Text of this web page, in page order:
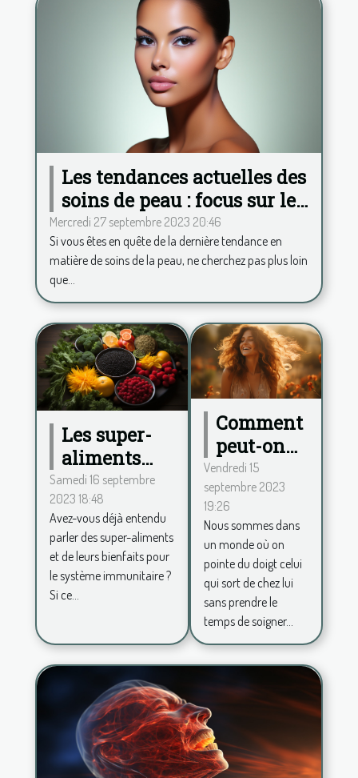
Les tendances actuelles des
soins de peau : focus sur le
Hydrafacial
Mercredi 27 septembre 2023 20:46
Si vous êtes en quête de la dernière tendance en
matière de soins de la peau, ne cherchez pas plus loin
que...
Les super-
aliments
pour
renforcer le
système
immunitaire
Samedi 16 septembre
2023 18:48
Avez-vous déjà entendu
parler des super-aliments
et de leurs bienfaits pour
le système immunitaire ?
Si ce...
Comment
peut-on
procéder
pour se
sentir
belle au
quotidien
et avoir
plus de
confiance
en soi ?
Vendredi 15
septembre 2023
19:26
Nous sommes dans
un monde où on
pointe du doigt celui
qui sort de chez lui
sans prendre le
temps de soigner...